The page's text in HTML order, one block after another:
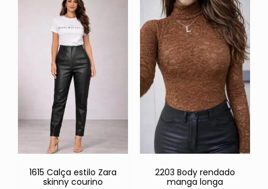
1615 Calça estilo Zara
skinny courino
2203 Body rendado
manga longa